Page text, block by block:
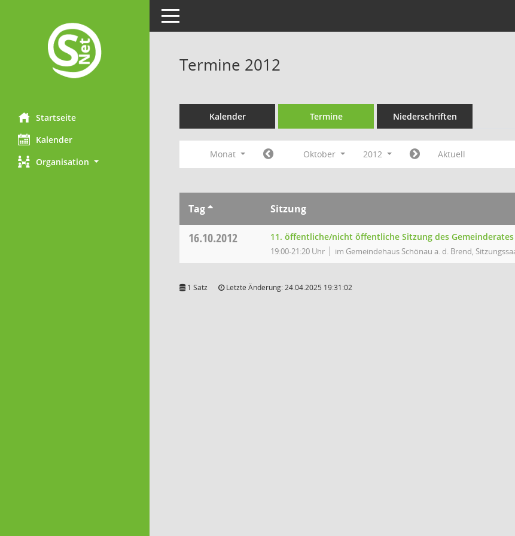
Startseite
Kalender
Organisation
Toggle navigation
Termine 2012
Kalender Termine Niederschriften
Monat Oktober 2012 Aktuell
Tag Sitzung
16.10.2012 11. öffentliche/nicht öffentliche Sitzung des Gemeinderates
19:00-21:20 Uhr im Gemeindehaus Schönau a. d. Brend,
1 Satz Letzte Änderung: 24.04.2025 19:31:02